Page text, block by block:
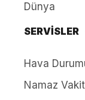
Dünya
SERVİSLER
Hava
Namaz